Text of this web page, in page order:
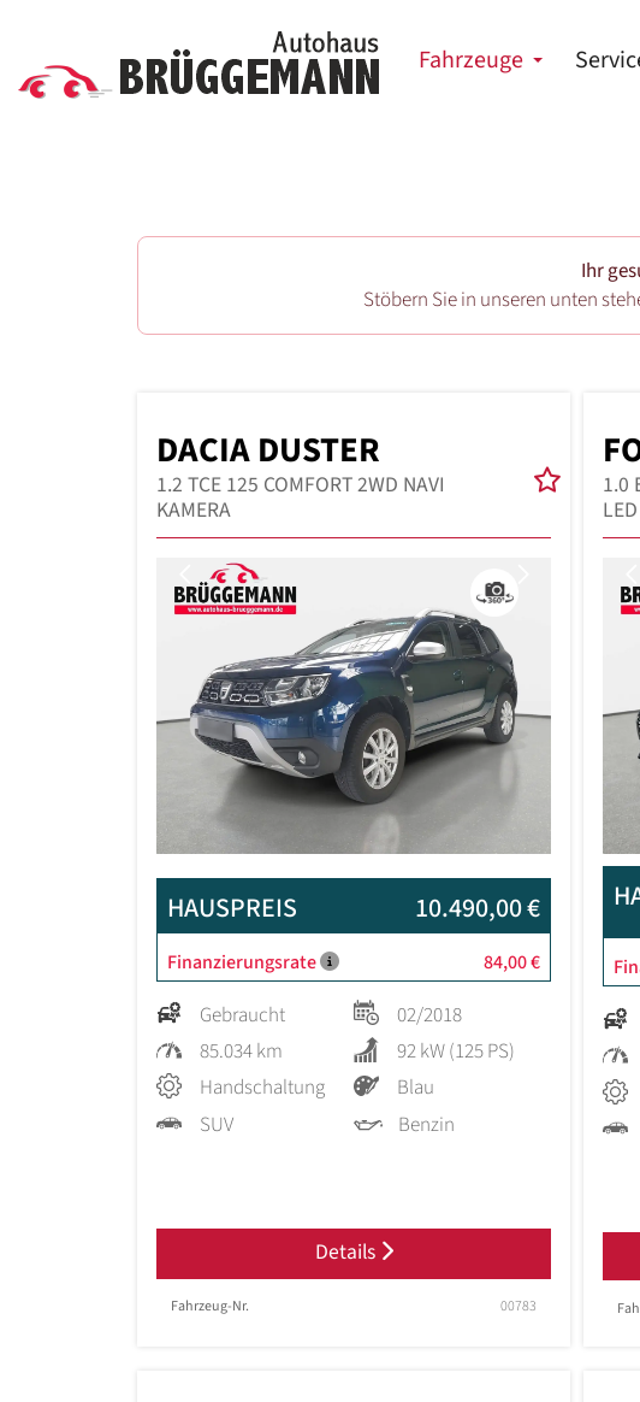
Fahrzeuge
Ihr
Stöbern Sie in unseren unten
DACIA DUSTER
1.2 TCE 125 COMFORT 2WD NAVI
KAMERA
Previous
HAUSPREIS 10.490,00 €
Finanzierungsrate 84,00 €
Gebraucht
02/2018
85.034 km
92 kW (125 PS)
Handschaltung
Blau
SUV
Benzin
Details
Fahrzeug-Nr. 00783
1.0
LED